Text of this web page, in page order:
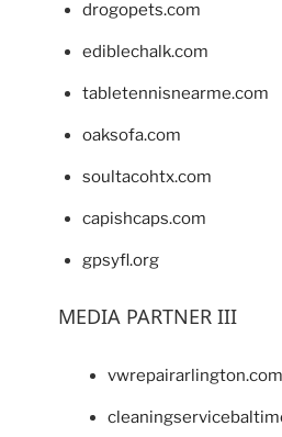
drogopets.com
ediblechalk.com
tabletennisnearme.com
oaksofa.com
soultacohtx.com
capishcaps.com
gpsyfl.org
MEDIA PARTNER III
vwrepairarlington.com